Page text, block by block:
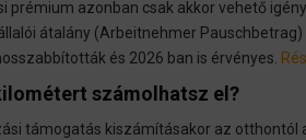
prémium azonban csak akkor vehető
átalány (Arbeitnehmer
és 2026 ban is érvényes.
számolhatsz el?
támogatás kiszámításakor az